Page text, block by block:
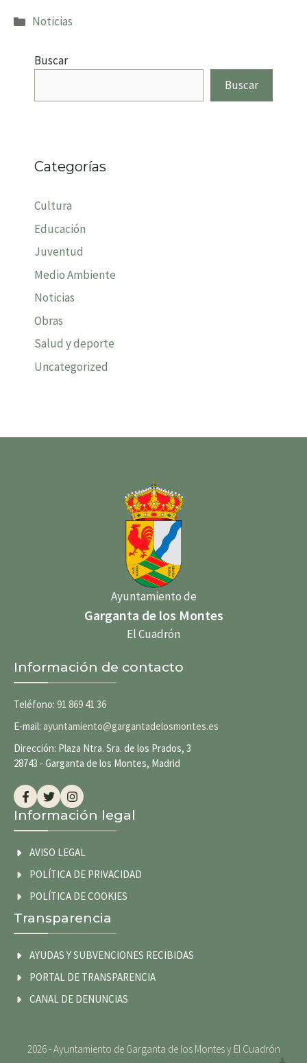
Categorías
Noticias
Buscar
Buscar
Categorías
Cultura
Educación
Juventud
Medio Ambiente
Noticias
Obras
Salud y deporte
Uncategorized
Ayuntamiento de
Garganta de los Montes
El Cuadrón
Información de contacto
Teléfono: 91 869 41 36
E-mail: ayuntamiento@gargantadelosmontes.es
Dirección: Plaza Ntra. Sra. de los Prados, 3
28743 - Garganta de los Montes, Madrid
Información legal
AVISO LEGAL
POLÍTICA DE PRIVACIDAD
POLÍTICA DE COOKIES
Transparencia
AYUDAS Y SUBVENCIONES RECIBIDAS
PORTAL DE TRANSPARENCIA
CANAL DE DENUNCIAS
2026 - Ayuntamiento de Garganta de los Montes y El Cuadrón